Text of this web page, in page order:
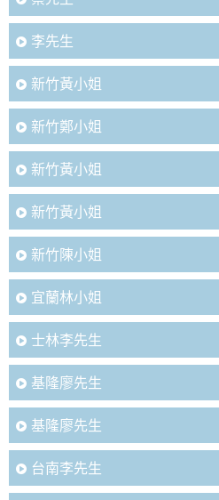
李先生
新竹黃小姐
新竹鄭小姐
新竹黃小姐
新竹黃小姐
新竹陳小姐
宜蘭林小姐
士林李先生
基隆廖先生
基隆廖先生
台南李先生